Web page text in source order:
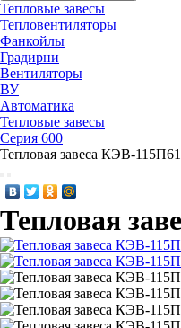
Тепловые завесы
Тепловентиляторы
Фанкойлы
Градирни
Вентиляторы
ВУ
Автоматика
Тепловые завесы
Серия 600
Тепловая завеса КЭВ-
Тепловая